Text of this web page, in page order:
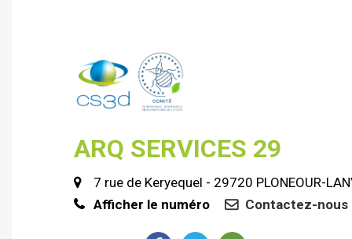
ARQ SERVICES 29
7 rue de Keryequel - 29720 PLONEOUR-
Afficher le numéro
Contactez-nous